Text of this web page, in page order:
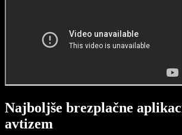
Najboljše brezplačne
avtizem